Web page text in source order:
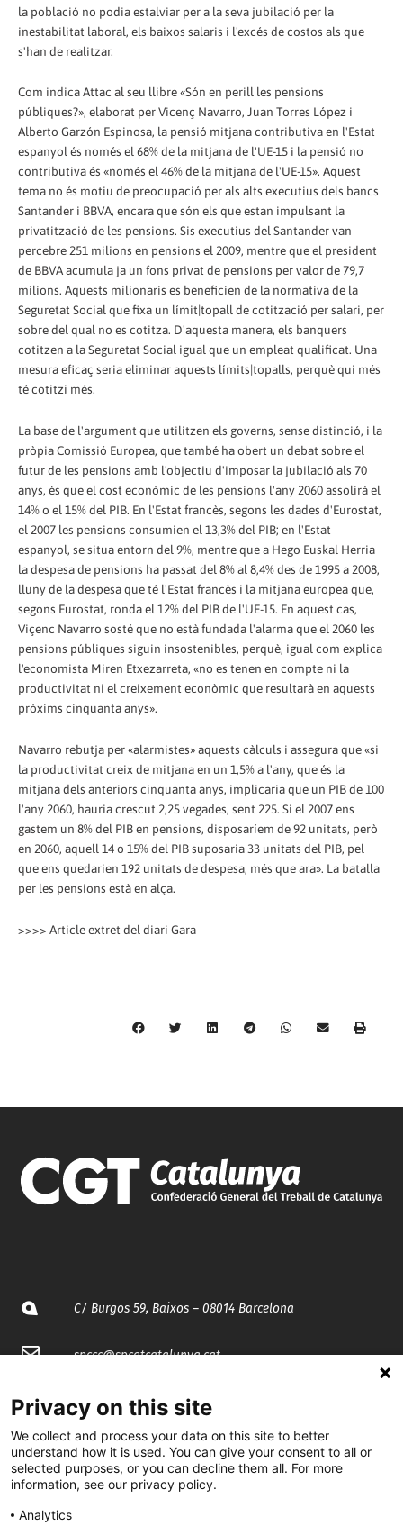
la població no podia estalviar per a la seva jubilació per la
inestabilitat laboral, els baixos salaris i l'excés de costos als que
s'han de realitzar.
Com indica Attac al seu llibre «Són en perill les pensions
públiques?», elaborat per Vicenç Navarro, Juan Torres López i
Alberto Garzón Espinosa, la pensió mitjana contributiva en l'Estat
espanyol és només el 68% de la mitjana de l'UE-15 i la pensió no
contributiva és «només el 46% de la mitjana de l'UE-15». Aquest
tema no és motiu de preocupació per als alts executius dels bancs
Santander i BBVA, encara que són els que estan impulsant la
privatització de les pensions. Sis executius del Santander van
percebre 251 milions en pensions el 2009, mentre que el president
de BBVA acumula ja un fons privat de pensions per valor de 79,7
milions. Aquests milionaris es beneficien de la normativa de la
Seguretat Social que fixa un límit|topall de cotització per salari, per
sobre del qual no es cotitza. D'aquesta manera, els banquers
cotitzen a la Seguretat Social igual que un empleat qualificat. Una
mesura eficaç seria eliminar aquests límits|topalls, perquè qui més
té cotitzi més.
La base de l'argument que utilitzen els governs, sense distinció, i la
pròpia Comissió Europea, que també ha obert un debat sobre el
futur de les pensions amb l'objectiu d'imposar la jubilació als 70
anys, és que el cost econòmic de les pensions l'any 2060 assolirà el
14% o el 15% del PIB. En l'Estat francès, segons les dades d'Eurostat,
el 2007 les pensions consumien el 13,3% del PIB; en l'Estat
espanyol, se situa entorn del 9%, mentre que a Hego Euskal Herria
la despesa de pensions ha passat del 8% al 8,4% des de 1995 a 2008,
lluny de la despesa que té l'Estat francès i la mitjana europea que,
segons Eurostat, ronda el 12% del PIB de l'UE-15. En aquest cas,
Viçenc Navarro sosté que no està fundada l'alarma que el 2060 les
pensions públiques siguin insostenibles, perquè, igual com explica
l'economista Miren Etxezarreta, «no es tenen en compte ni la
productivitat ni el creixement econòmic que resultarà en aquests
pròxims cinquanta anys».
Navarro rebutja per «alarmistes» aquests càlculs i assegura que «si
la productivitat creix de mitjana en un 1,5% a l'any, que és la
mitjana dels anteriors cinquanta anys, implicaria que un PIB de 100
l'any 2060, hauria crescut 2,25 vegades, sent 225. Si el 2007 ens
gastem un 8% del PIB en pensions, disposaríem de 92 unitats, però
en 2060, aquell 14 o 15% del PIB suposaria 33 unitats del PIB, pel
que ens quedarien 192 unitats de despesa, més que ara». La batalla
per les pensions està en alça.
>>>> Article extret del diari Gara
C/ Burgos 59, Baixos – 08014 Barcelona
spccc@spcgtcatalunya.cat
@CGTCatalunya
cgtcatalunya
CGTCatalunya
Privacy on this site
We collect and process your data on this site to better
understand how it is used. You can give your consent to all or
selected purposes, or you can decline them all. For more
information, see our privacy policy.
Analytics